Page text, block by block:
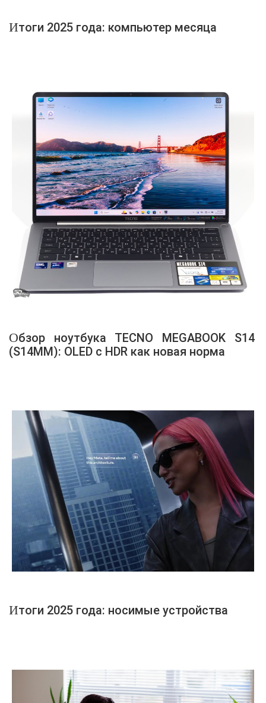
Итоги 2025 года: компьютер месяца
Обзор ноутбука TECNO MEGABOOK S14
(S14MM): OLED с HDR как новая норма
Итоги 2025 года: носимые устройства